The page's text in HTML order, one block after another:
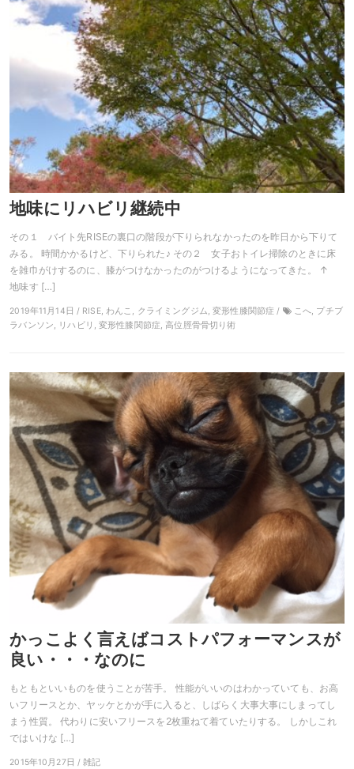
地味にリハビリ継続中
その１ バイト先RISEの裏口の階段が下りられなかったのを昨日から下りて
みる。 時間かかるけど、下りられた♪ その２ 女子おトイレ掃除のときに床
を雑巾がけするのに、膝がつけなかったのがつけるようになってきた。 ↑
地味す […]
2019年11月14日 / RISE, わんこ, クライミングジム, 変形性膝関節症 /
こへ, プチブ
ラバンソン, リハビリ, 変形性膝関節症, 高位脛骨骨切り術
かっこよく言えばコストパフォーマンスが
良い・・・なのに
もともといいものを使うことが苦手。 性能がいいのはわかっていても、お高
いフリースとか、ヤッケとかが手に入ると、しばらく大事大事にしまってし
まう性質。 代わりに安いフリースを2枚重ねて着ていたりする。 しかしこれ
ではいけな […]
2015年10月27日 / 雑記